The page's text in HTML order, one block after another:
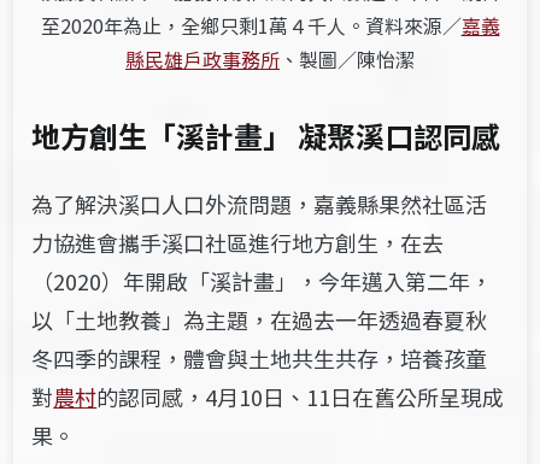
至2020年為止，全鄉只剩1萬４千人。資料來源／嘉義
縣民雄戶政事務所 、製圖／陳怡潔
地方創生「溪計畫」 凝聚溪口認同感
為了解決溪口人口外流問題， 嘉義縣果然社區活
力協進會​攜手溪口社區進行地方創生，在去
（2020）年開啟「溪計畫」，今年邁入第二年，
以「土地教養」為主題，在過去一年透過春夏秋
冬四季的課程，體會與土地共生共存，培養孩童
對農村的認同感，4月10日、11日在舊公所呈現成
果。